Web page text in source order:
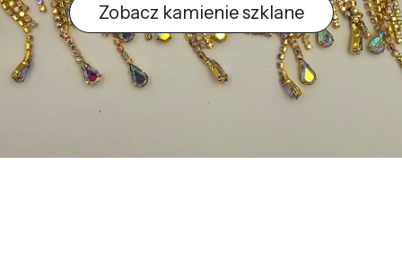
Zobacz kamienie szklane